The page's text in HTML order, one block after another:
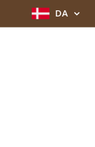
DA